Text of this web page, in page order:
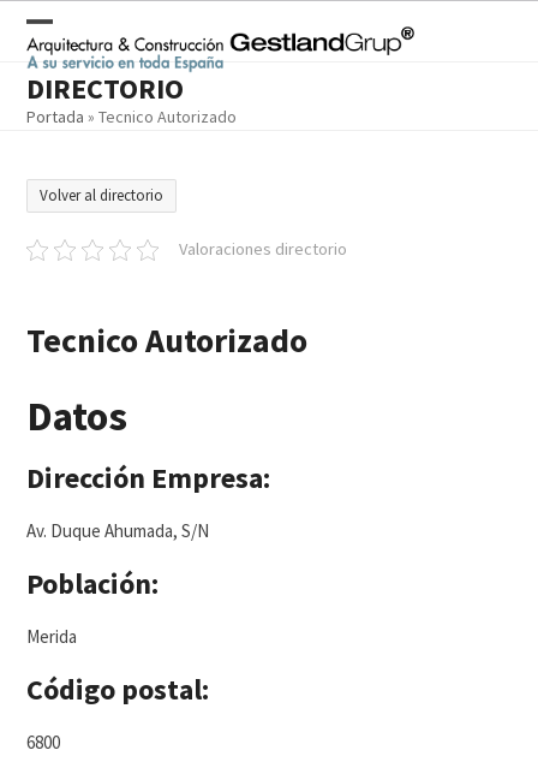
contentOpen
mobile
menu
Close
mobile
menu
DIRECTORIO
Portada »Tecnico Autorizado
Volver al directorio
Valoraciones directorio
Tecnico Autorizado
Datos
Dirección Empresa:
Av. Duque Ahumada, S/N
Población:
Merida
Código postal:
6800